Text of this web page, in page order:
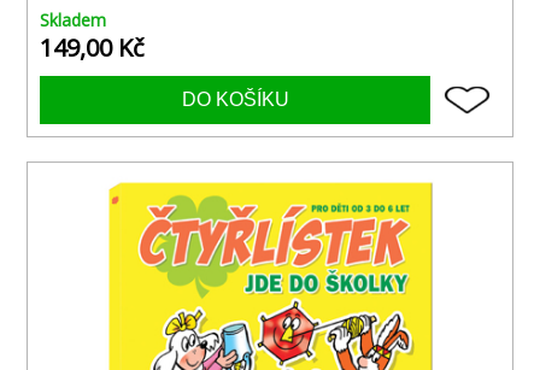
Skladem
149,00 Kč